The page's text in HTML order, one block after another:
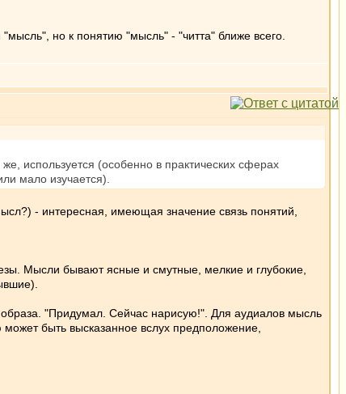
но к понятию "мысль" - "читта" ближе всего.
используется (особенно в практических сферах
мало изучается).
- интересная, имеющая значение связь понятий,
Мысли бывают ясные и смутные, мелкие и глубокие,
"Придумал. Сейчас нарисую!". Для аудиалов мысль
быть высказанное вслух предположение,